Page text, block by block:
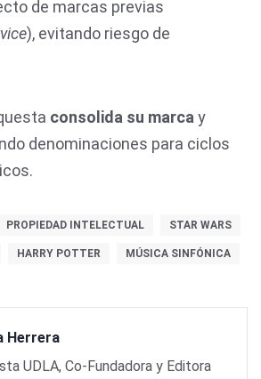
de marcas previas
), evitando riesgo de
consolida su marca y
denominaciones para ciclos
PROPIEDAD INTELECTUAL STAR WARS
HARRY POTTER MÚSICA SINFÓNICA
Herrera
UDLA, Co-Fundadora y Editora